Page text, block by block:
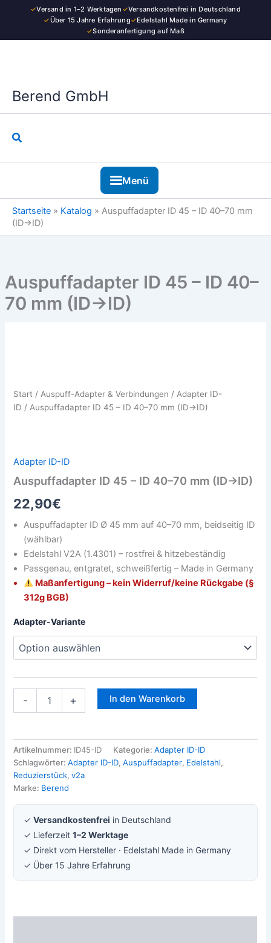
✓Versand in 1–2 Werktagen ✓Versandkostenfrei in Deutschland
✓Über 15 Jahre Erfahrung✓Edelstahl Made in Germany
✓Sonderanfertigung auf Maß
Berend GmbH
Suchen
Menü
Startseite » Katalog » Auspuffadapter ID 45 – ID 40–70 mm
(ID→ID)
Auspuffadapter ID 45 – ID 40–
70 mm (ID→ID)
Start / Auspuff-Adapter & Verbindungen / Adapter ID-
ID / Auspuffadapter ID 45 – ID 40–70 mm (ID→ID)
Adapter ID-ID
Auspuffadapter ID 45 – ID 40–70 mm (ID→ID)
22,90€
Auspuffadapter ID Ø 45 mm auf 40–70 mm, beidseitig ID
(wählbar)
Edelstahl V2A (1.4301) – rostfrei & hitzebeständig
Passgenau, entgratet, schweißfertig – Made in Germany
Maßanfertigung – kein Widerruf/keine Rückgabe (§
312g BGB)
Adapter-Variante
-
ID
40–
+ In den Warenkorb
Artikelnummer: ID45-ID Kategorie:Adapter ID-ID
Schlagwörter:Adapter ID-ID,Auspuffadapter, Edelstahl,
Reduzierstück,v2a
Marke: Berend
✓Versandkostenfrei in Deutschland
✓ Lieferzeit1–2 Werktage
✓ Direkt vom Hersteller · Edelstahl Made in Germany
✓ Über 15 Jahre Erfahrung